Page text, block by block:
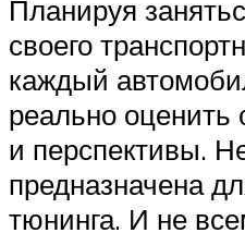
Планируя
своего
каждый
реально оценить
и перспективы.
предназначена
тюнинга. И не